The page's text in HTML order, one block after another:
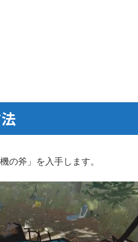
の斧」を入手します。